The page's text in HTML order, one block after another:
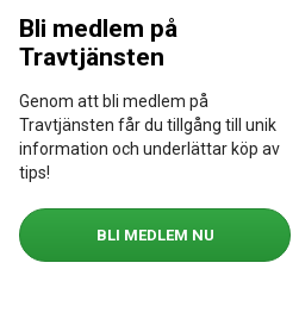
Bli medlem på
Travtjänsten
Genom att bli medlem på
Travtjänsten får du tillgång till unik
information och underlättar köp av
tips!
BLI MEDLEM NU